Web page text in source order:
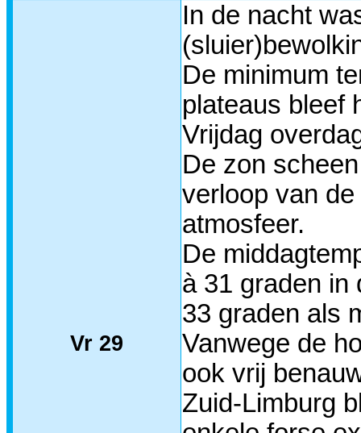
Vr 29
In de nacht
De minimum
plateaus bleef
Vrijdag
De zon
verloop van
atmosfeer.
De
à 31 graden in
33 graden als
Vanwege de
ook vrij
Zuid-Limburg